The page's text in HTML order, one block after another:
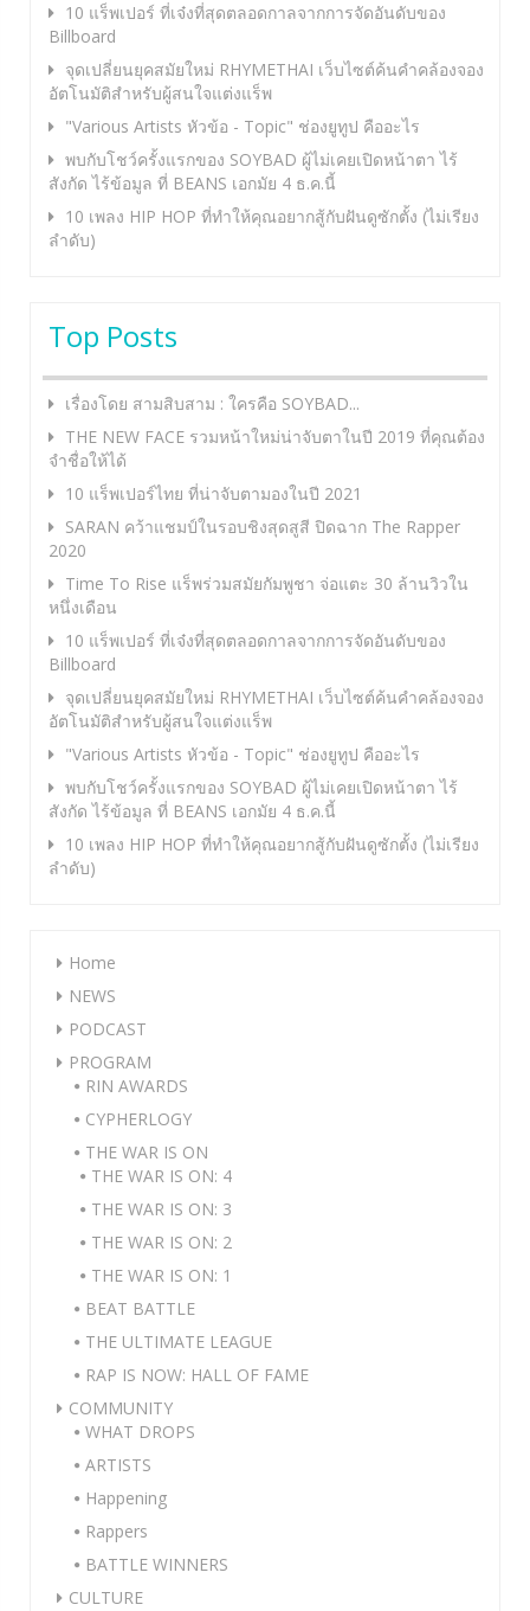
10 แร็พเปอร์ ที่เจ๋งที่สุดตลอดกาลจากการจัดอันดับของ
Billboard
จุดเปลี่ยนยุคสมัยใหม่ RHYMETHAI เว็บไซต์ค้นคำคล้องจอง
อัตโนมัติสำหรับผู้สนใจแต่งแร็พ
"Various Artists หัวข้อ - Topic" ช่องยูทูป คืออะไร
พบกับโชว์ครั้งแรกของ SOYBAD ผู้ไม่เคยเปิดหน้าตา ไร้
สังกัด ไร้ข้อมูล ที่ BEANS เอกมัย 4 ธ.ค.นี้
10 เพลง HIP HOP ที่ทำให้คุณอยากสู้กับฝันดูซักตั้ง (ไม่เรียง
ลำดับ)
Top Posts
เรื่องโดย สามสิบสาม : ใครคือ SOYBAD...
THE NEW FACE รวมหน้าใหม่น่าจับตาในปี 2019 ที่คุณต้อง
จำชื่อให้ได้
10 แร็พเปอร์ไทย ที่น่าจับตามองในปี 2021
SARAN คว้าแชมป์ในรอบชิงสุดสูสี ปิดฉาก The Rapper
2020
Time To Rise แร็พร่วมสมัยกัมพูชา จ่อแตะ 30 ล้านวิวใน
หนึ่งเดือน
10 แร็พเปอร์ ที่เจ๋งที่สุดตลอดกาลจากการจัดอันดับของ
Billboard
จุดเปลี่ยนยุคสมัยใหม่ RHYMETHAI เว็บไซต์ค้นคำคล้องจอง
อัตโนมัติสำหรับผู้สนใจแต่งแร็พ
"Various Artists หัวข้อ - Topic" ช่องยูทูป คืออะไร
พบกับโชว์ครั้งแรกของ SOYBAD ผู้ไม่เคยเปิดหน้าตา ไร้
สังกัด ไร้ข้อมูล ที่ BEANS เอกมัย 4 ธ.ค.นี้
10 เพลง HIP HOP ที่ทำให้คุณอยากสู้กับฝันดูซักตั้ง (ไม่เรียง
ลำดับ)
Home
NEWS
PODCAST
PROGRAM
RIN AWARDS
CYPHERLOGY
THE WAR IS ON
THE WAR IS ON: 4
THE WAR IS ON: 3
THE WAR IS ON: 2
THE WAR IS ON: 1
BEAT BATTLE
THE ULTIMATE LEAGUE
RAP IS NOW: HALL OF FAME
COMMUNITY
WHAT DROPS
ARTISTS
Happening
Rappers
BATTLE WINNERS
CULTURE